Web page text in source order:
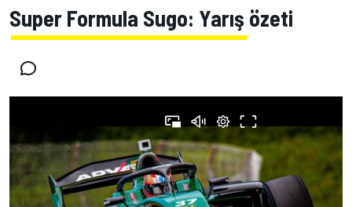
Super Formula Sugo: Yarış özeti